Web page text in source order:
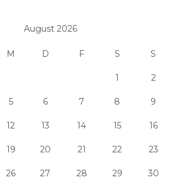
August 2026
M D F S S
1 2
5 6 7 8 9
12 13 14 15 16
19 20 21 22 23
26 27 28 29 30